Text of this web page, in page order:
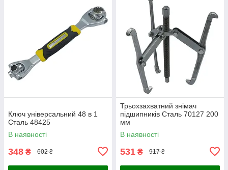
Ключ універсальний 48 в 1
Сталь 48425
В наявності
348 ₴ 602 ₴
Трьохзахватний знімач
підшипників Сталь 70127 200
мм
В наявності
531 ₴ 917 ₴